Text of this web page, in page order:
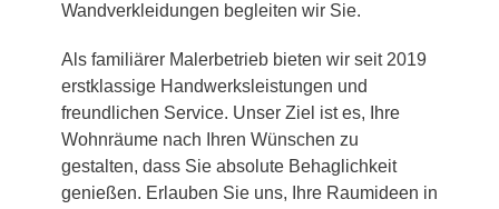
Wandverkleidungen begleiten wir Sie.
Als familiärer Malerbetrieb bieten wir seit 2019
erstklassige Handwerksleistungen und
freundlichen Service. Unser Ziel ist es, Ihre
Wohnräume nach Ihren Wünschen zu
gestalten, dass Sie absolute Behaglichkeit
genießen. Erlauben Sie uns, Ihre Raumideen in